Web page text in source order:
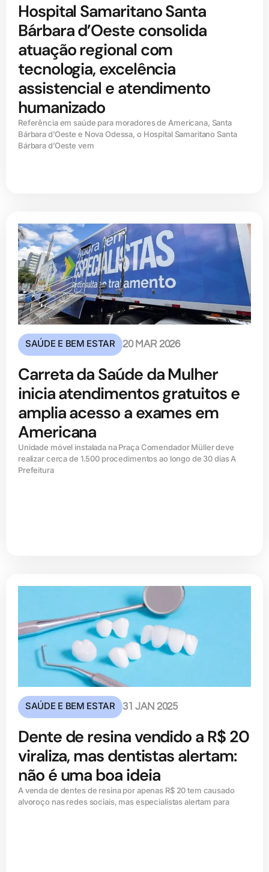
Hospital Samaritano Santa
Bárbara d’Oeste consolida
atuação regional com
tecnologia, excelência
assistencial e atendimento
humanizado
Referência em saúde para moradores de Americana, Santa
Bárbara d’Oeste e Nova Odessa, o Hospital Samaritano Santa
Bárbara d’Oeste vem
SAÚDE E BEM ESTAR 20 MAR 2026
Carreta da Saúde da Mulher
inicia atendimentos gratuitos e
amplia acesso a exames em
Americana
Unidade móvel instalada na Praça Comendador Müller deve
realizar cerca de 1.500 procedimentos ao longo de 30 dias A
Prefeitura
SAÚDE E BEM ESTAR 31 JAN 2025
Dente de resina vendido a R$ 20
viraliza, mas dentistas alertam:
não é uma boa ideia
A venda de dentes de resina por apenas R$ 20 tem causado
alvoroço nas redes sociais, mas especialistas alertam para